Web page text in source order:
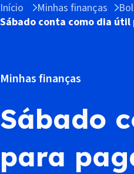
Início Minhas finanças
Sábado conta como dia útil
Minhas finanças
Sábado
para